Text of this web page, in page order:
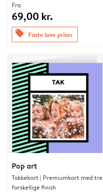
Fra
69,00 kr.
offers Faste lave priser
Pop art
Takkekort | Premiumkort med tre
forskellige finish